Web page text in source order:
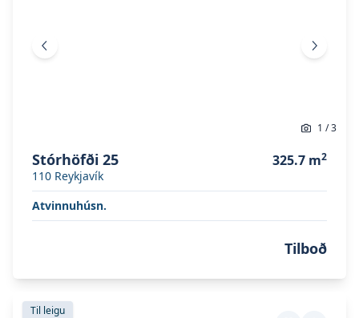
Fyrri mynd Næsta
1 /3
Stórhöfði 25
110 Reykjavík
325.7 m2
Atvinnuhúsn.
Tilboð
Skoða eignina
Til leigu
Skoða eignina